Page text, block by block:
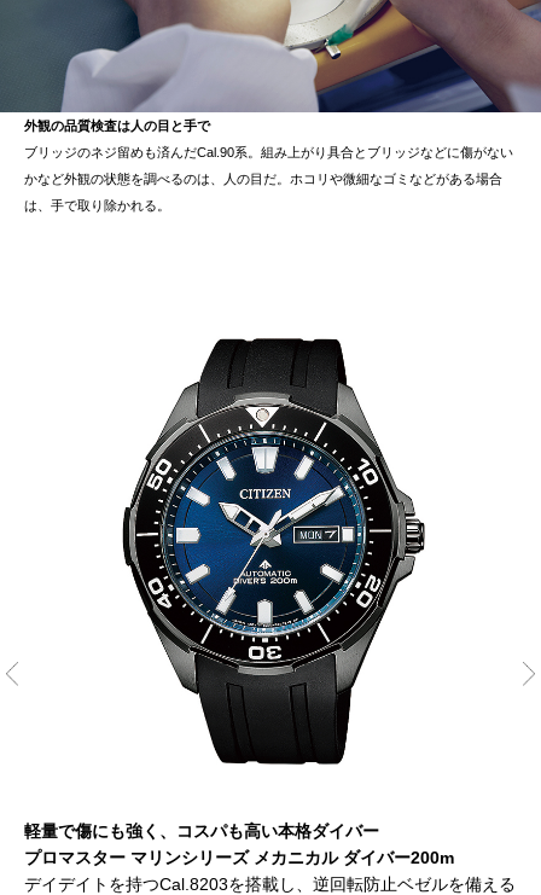
外観の品質検査は人の目と手で
ブリッジのネジ留めも済んだCal.90系。組み上がり具合とブリッジなどに傷がない
かなど外観の状態を調べるのは、人の目だ。ホコリや微細なゴミなどがある場合
は、手で取り除かれる。
軽量で傷にも強く、コスパも高い本格ダイバー
プロマスター マリンシリーズ メカニカル ダイバー200m
デイデイトを持つCal.8203を搭載し、逆回転防止ベゼルを備える